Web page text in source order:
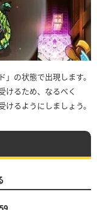
の状態で出現します。
けるため、なるべく
けるようにしましょう。